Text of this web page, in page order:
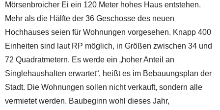
Mörsenbroicher Ei ein 120 Meter hohes Haus entstehen.
Mehr als die Hälfte der 36 Geschosse des neuen
Hochhauses seien für Wohnungen vorgesehen. Knapp 400
Einheiten sind laut RP möglich, in Größen zwischen 34 und
72 Quadratmetern. Es werde ein „hoher Anteil an
Singlehaushalten erwartet“, heißt es im Bebauungsplan der
Stadt. Die Wohnungen sollen nicht verkauft, sondern alle
vermietet werden. Baubeginn wohl dieses Jahr,